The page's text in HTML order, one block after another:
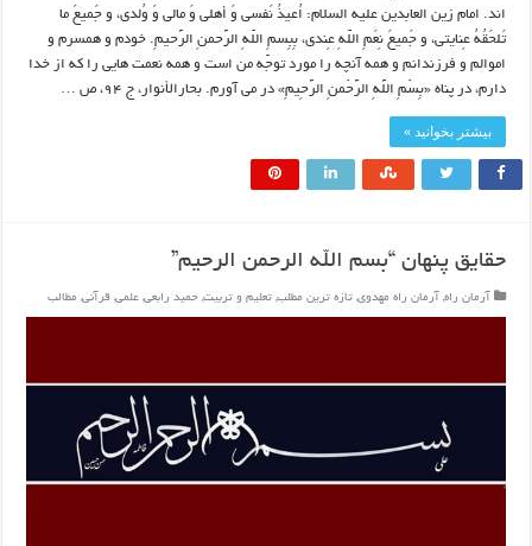
اند. امام زین العابدین علیه السلام: اُعیذُ نَفسی وَ أهلی وَ مالی وَ وُلدی، و جَمیعَ ما
تَلحَقُهُ عِنایتی، و جَمیعَ نِعَمِ اللّهِ عِندی، بِبِسمِ اللّهِ الرَّحمنِ الرَّحیمِ. خودم و همسرم و
اموالم و فرزندانم و همه آنچه را مورد توجّه من است و همه نعمت‏ هایی را که از خدا
دارم، در پناه‏ «بِسْمِ اللَّهِ الرَّحْمنِ الرَّحِیمِ» در می ‏آورم. بحارالأنوار، ج ۹۴، ص …
بیشتر بخوانید »
حقایق پنهان “بسم الله الرحمن الرحیم”
آرمان راه, آرمان راه مهدوی, تازه ترین مطلب, تعلیم و تربیت, حمید رابعی, علمی, قرآنی, مطالب